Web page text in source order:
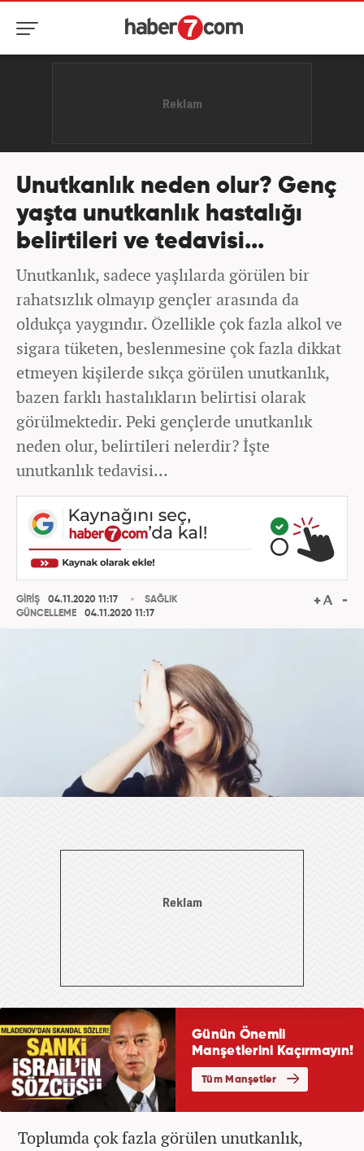
Unutkanlık neden olur? Genç
yaşta unutkanlık hastalığı
belirtileri ve tedavisi...
Unutkanlık, sadece yaşlılarda görülen bir
rahatsızlık olmayıp gençler arasında da
oldukça yaygındır. Özellikle çok fazla alkol ve
sigara tüketen, beslenmesine çok fazla dikkat
etmeyen kişilerde sıkça görülen unutkanlık,
bazen farklı hastalıkların belirtisi olarak
görülmektedir. Peki gençlerde unutkanlık
neden olur, belirtileri nelerdir? İşte
unutkanlık tedavisi...
GİRİŞ
04.11.2020 11:17
GÜNCELLEME
04.11.2020 11:17
SAĞLIK
Toplumda çok fazla görülen unutkanlık,